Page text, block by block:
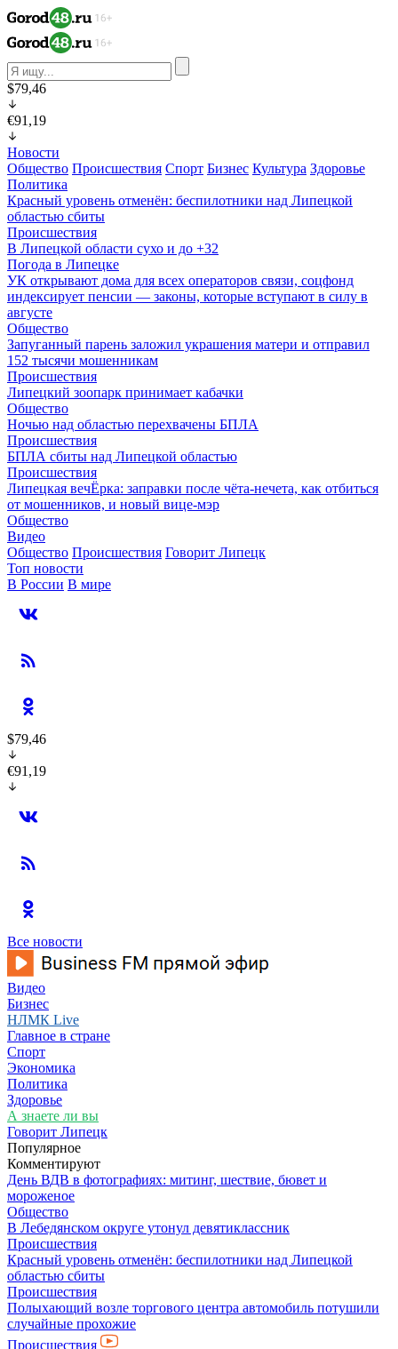
$79,46
€91,19
Новости
Общество Происшествия Спорт Бизнес Культура Здоровье
Политика
Красный уровень отменён: беспилотники над Липецкой
областью сбиты
Происшествия
В Липецкой области сухо и до +32
Погода в Липецке
УК открывают дома для всех операторов связи, соцфонд
индексирует пенсии — законы, которые вступают в силу в
августе
Общество
Запуганный парень заложил украшения матери и отправил
152 тысячи мошенникам
Происшествия
Липецкий зоопарк принимает кабачки
Общество
Ночью над областью перехвачены БПЛА
Происшествия
БПЛА сбиты над Липецкой областью
Происшествия
Липецкая вечЁрка: заправки после чёта-нечета, как отбиться
от мошенников, и новый вице-мэр
Общество
Видео
Общество Происшествия Говорит Липецк
Топ новости
В России В мире
$79,46
€91,19
Все новости
Видео
Бизнес
НЛМК Live
Главное в стране
Спорт
Экономика
Политика
Здоровье
А знаете ли вы
Говорит Липецк
Популярное
Комментируют
День ВДВ в фотографиях: митинг, шествие, бювет и
мороженое
Общество
В Лебедянском округе утонул девятиклассник
Происшествия
Красный уровень отменён: беспилотники над Липецкой
областью сбиты
Происшествия
Полыхающий возле торгового центра автомобиль потушили
случайные прохожие
Происшествия